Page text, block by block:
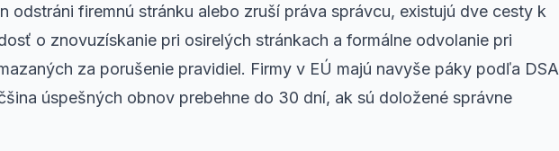
odstráni firemnú stránku alebo zruší práva správcu, existujú dve cesty k
o znovuzískanie pri osirelých stránkach a formálne odvolanie pri
za porušenie pravidiel. Firmy v EÚ majú navyše páky podľa DSA
úspešných obnov prebehne do 30 dní, ak sú doložené správne